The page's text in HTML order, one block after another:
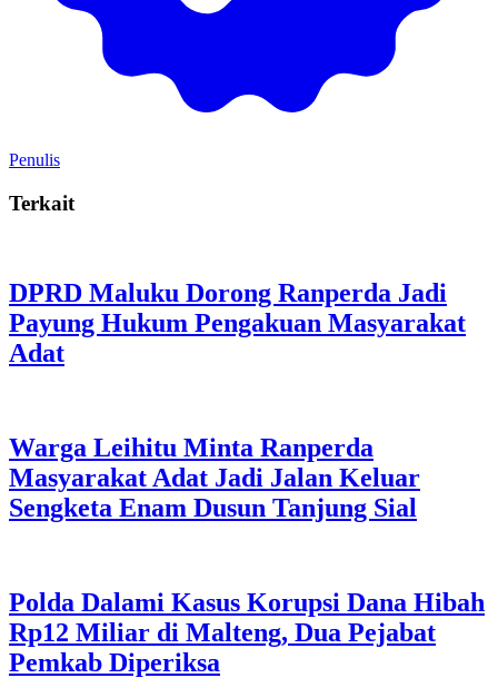
Penulis
Terkait
DPRD Maluku Dorong Ranperda Jadi
Payung Hukum Pengakuan Masyarakat
Adat
Warga Leihitu Minta Ranperda
Masyarakat Adat Jadi Jalan Keluar
Sengketa Enam Dusun Tanjung Sial
Polda Dalami Kasus Korupsi Dana Hibah
Rp12 Miliar di Malteng, Dua Pejabat
Pemkab Diperiksa